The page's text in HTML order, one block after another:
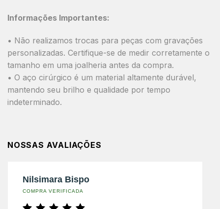
Informações Importantes:
• Não realizamos trocas para peças com gravações
personalizadas. Certifique-se de medir corretamente o
tamanho em uma joalheria antes da compra.
• O aço cirúrgico é um material altamente durável,
mantendo seu brilho e qualidade por tempo
indeterminado.
NOSSAS AVALIAÇÕES
Nilsimara Bispo
COMPRA VERIFICADA